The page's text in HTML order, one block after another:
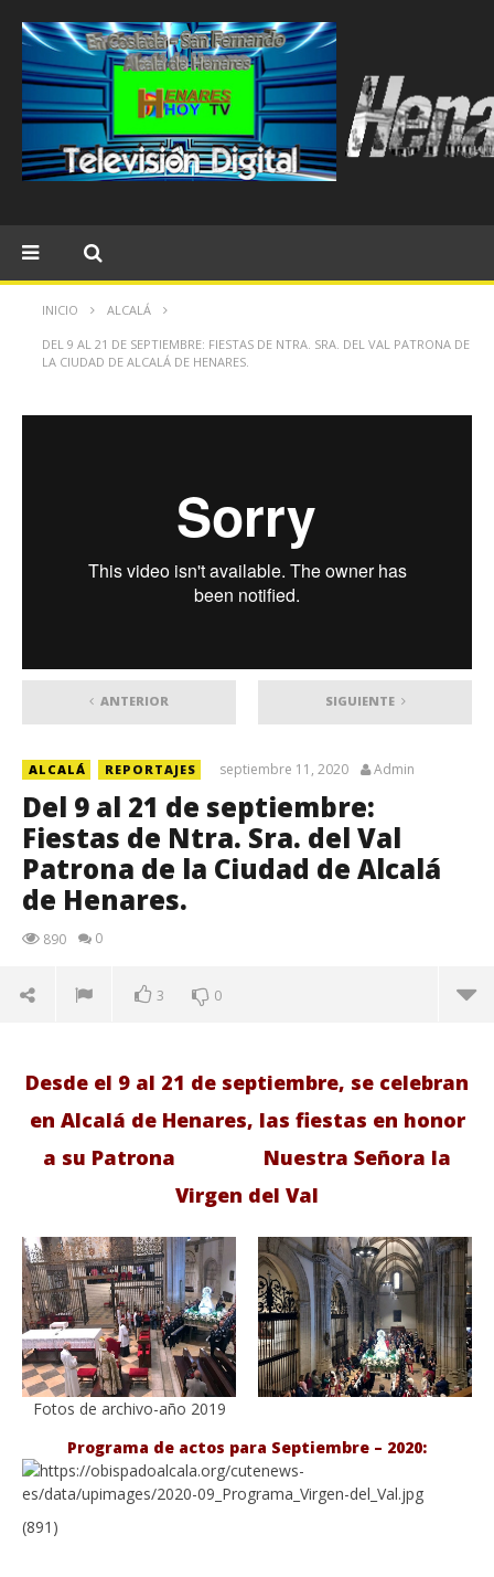
INICIO ALCALÁ
DEL 9 AL 21 DE SEPTIEMBRE: FIESTAS DE NTRA. SRA. DEL VAL PATRONA DE
LA CIUDAD DE ALCALÁ DE HENARES.
ANTERIOR SIGUIENTE
ALCALÁ REPORTAJES septiembre 11, 2020 Admin
Del 9 al 21 de septiembre:
Fiestas de Ntra. Sra. del Val
Patrona de la Ciudad de Alcalá
de Henares.
890 0
3 0
VIENDO AHORA
Del 9 al 21 de septiembre: Fiestas de Ntra. Sra. del
Val Patrona de la Ciudad de Alcalá de Henares.
septiembre
11, 2020
Admin
de
Desde el 9 al 21 de septiembre, se celebran
en Alcalá de Henares, las fiestas en honor
a su Patrona Nuestra Señora la
Virgen del Val
Fotos de archivo-año 2019
Programa de actos para Septiembre – 2020:
(891)